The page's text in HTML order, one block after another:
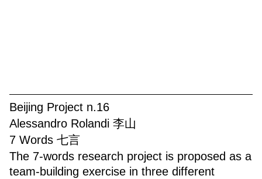
Beijing Project n.16
Alessandro Rolandi 李山
7 Words 七言
The 7-words research project is proposed as a
team-building exercise in three different